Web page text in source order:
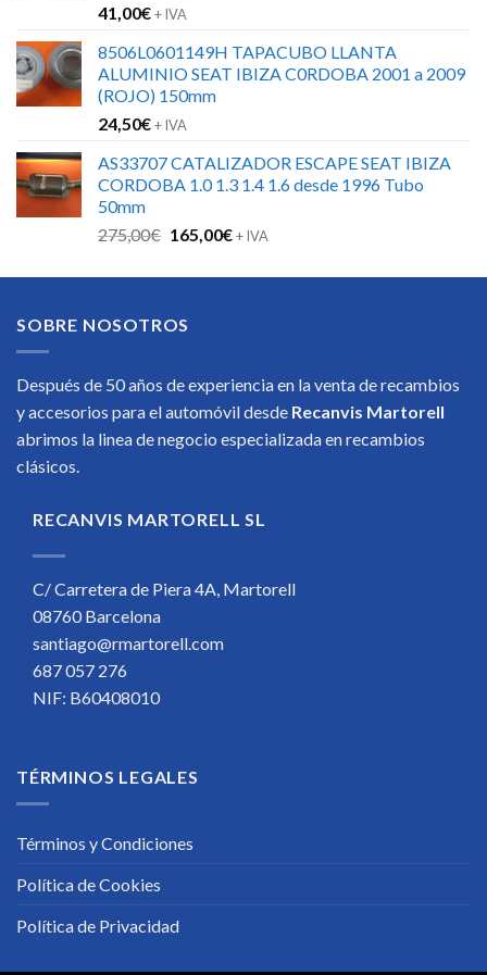
41,00€+ IVA
8506L0601149H TAPACUBO LLANTA
ALUMINIO SEAT IBIZA C0RDOBA 2001 a 2009
(ROJO) 150mm
24,50€+ IVA
AS33707 CATALIZADOR ESCAPE SEAT IBIZA
CORDOBA 1.0 1.3 1.4 1.6 desde 1996 Tubo
50mm
275,00€ El
original
275,00€.
165,00€El
actual
+ IVA
SOBRE NOSOTROS
Después de 50 años de experiencia en la venta de recambios
y accesorios para el automóvil desde Recanvis Martorell
abrimos la linea de negocio especializada en recambios
clásicos.
RECANVIS MARTORELL SL
C/ Carretera de Piera 4A, Martorell
08760 Barcelona
santiago@rmartorell.com
687 057 276
NIF: B60408010
TÉRMINOS LEGALES
Términos y Condiciones
Política de Cookies
Política de Privacidad